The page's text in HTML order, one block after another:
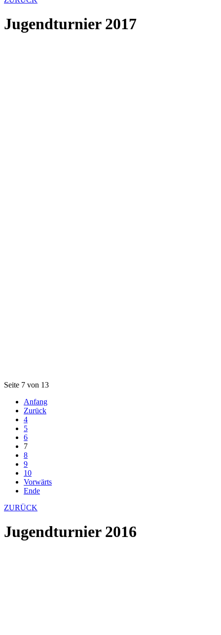
Jugendturnier 2017
Seite 7 von 13
Anfang
Zurück
4
5
6
7
8
9
10
Vorwärts
Ende
ZURÜCK
Jugendturnier 2016